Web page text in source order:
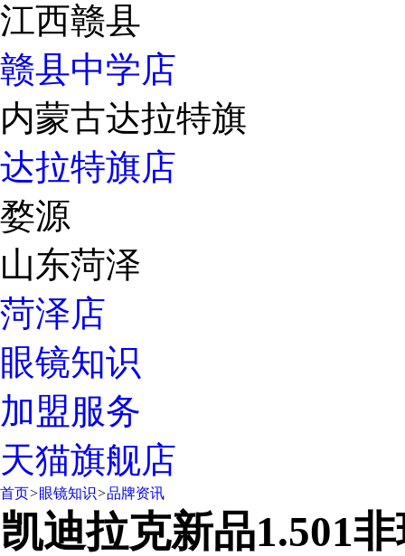
江西赣县
赣县中学店
内蒙古达拉特旗
达拉特旗店
婺源
山东菏泽
菏泽店
眼镜知识
加盟服务
天猫旗舰店
首页>眼镜知识>品牌资讯
凯迪拉克新品1.501